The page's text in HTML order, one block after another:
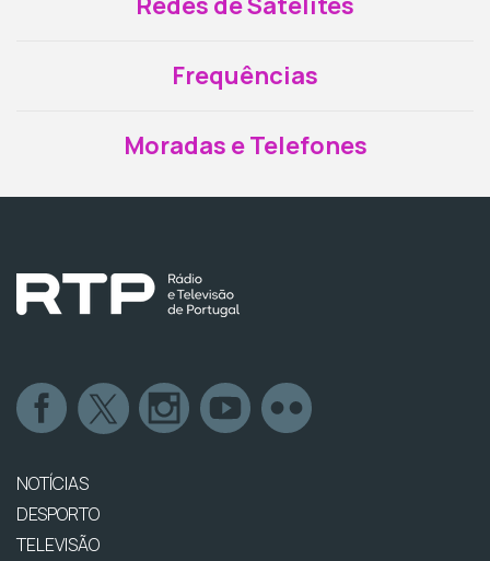
Frequências
Moradas e Telefones
NOTÍCIAS
DESPORTO
TELEVISÃO